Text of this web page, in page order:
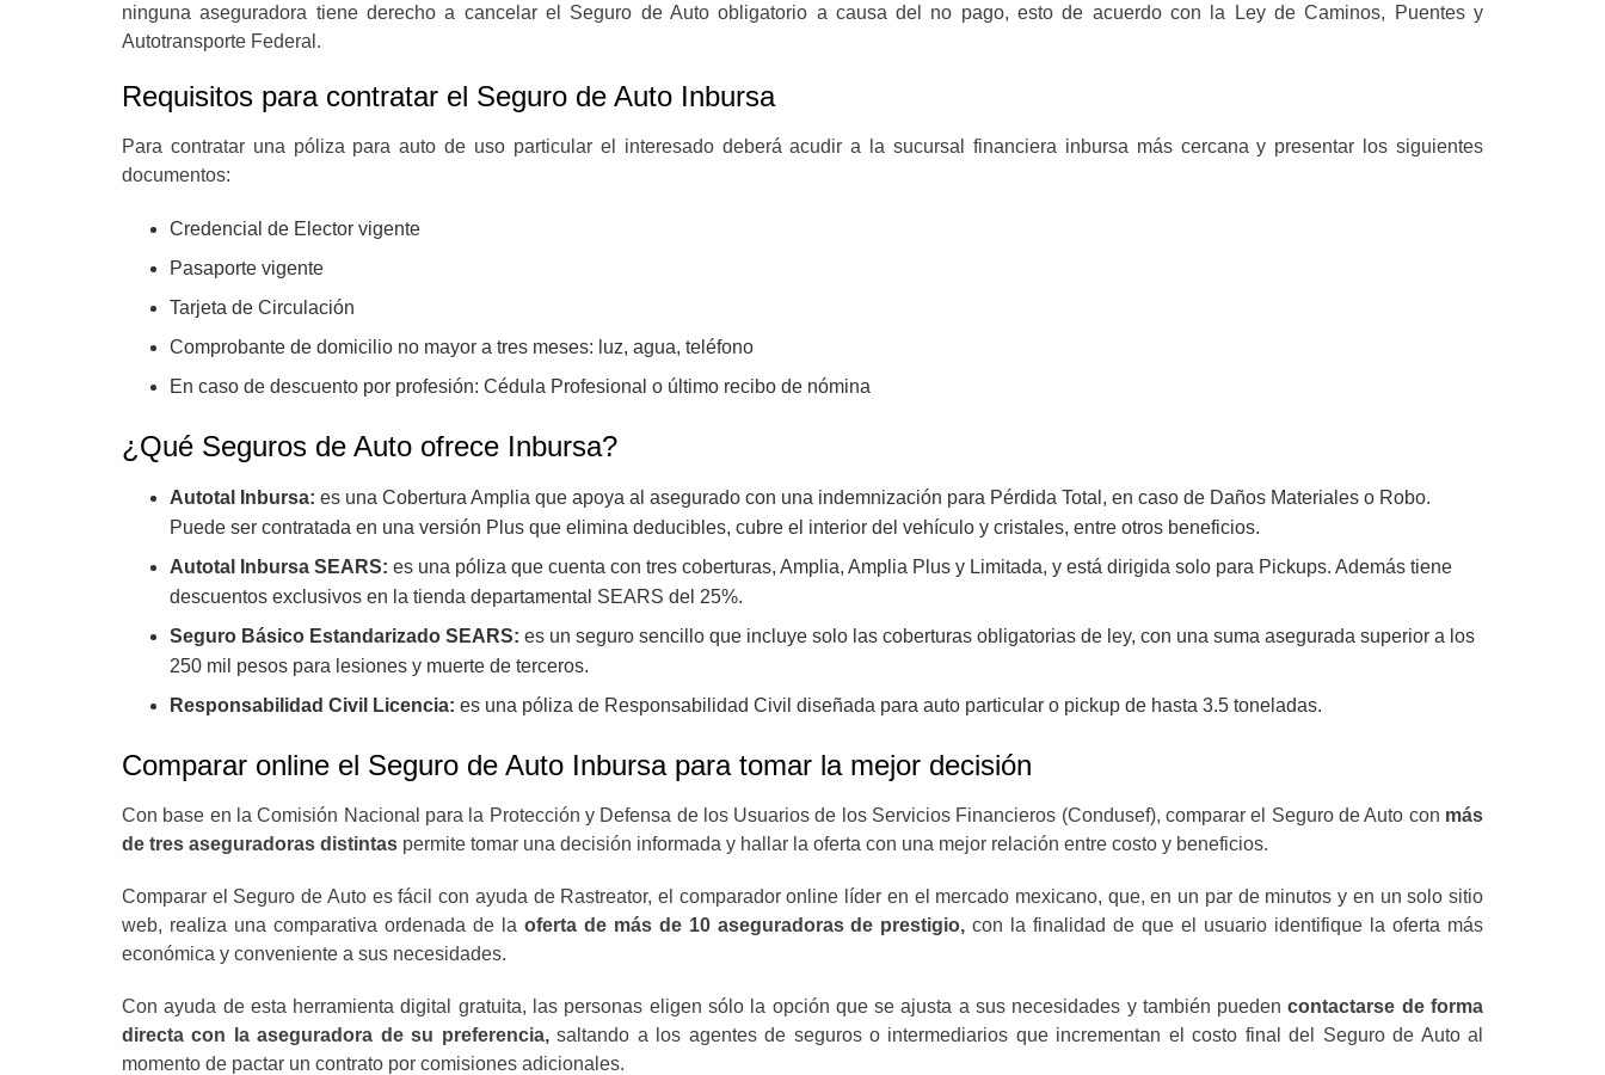
ninguna aseguradora tiene derecho a cancelar el Seguro de Auto obligatorio a causa del no pago, esto de acuerdo con la Ley de Caminos, Puentes y
Autotransporte Federal.
Requisitos para contratar el Seguro de Auto Inbursa
Para contratar una póliza para auto de uso particular el interesado deberá acudir a la sucursal financiera inbursa más cercana y presentar los siguientes
documentos:
Credencial de Elector vigente
Pasaporte vigente
Tarjeta de Circulación
Comprobante de domicilio no mayor a tres meses: luz, agua, teléfono
En caso de descuento por profesión: Cédula Profesional o último recibo de nómina
¿Qué Seguros de Auto ofrece Inbursa?
Autotal Inbursa: es una Cobertura Amplia que apoya al asegurado con una indemnización para Pérdida Total, en caso de Daños Materiales o Robo.
Puede ser contratada en una versión Plus que elimina deducibles, cubre el interior del vehículo y cristales, entre otros beneficios.
Autotal Inbursa SEARS: es una póliza que cuenta con tres coberturas, Amplia, Amplia Plus y Limitada, y está dirigida solo para Pickups. Además tiene
descuentos exclusivos en la tienda departamental SEARS del 25%.
Seguro Básico Estandarizado SEARS: es un seguro sencillo que incluye solo las coberturas obligatorias de ley, con una suma asegurada superior a los
250 mil pesos para lesiones y muerte de terceros.
Responsabilidad Civil Licencia: es una póliza de Responsabilidad Civil diseñada para auto particular o pickup de hasta 3.5 toneladas.
Comparar online el Seguro de Auto Inbursa para tomar la mejor decisión
Con base en la Comisión Nacional para la Protección y Defensa de los Usuarios de los Servicios Financieros (Condusef), comparar el Seguro de Auto con más
de tres aseguradoras distintas permite tomar una decisión informada y hallar la oferta con una mejor relación entre costo y beneficios.
Comparar el Seguro de Auto es fácil con ayuda de Rastreator, el comparador online líder en el mercado mexicano, que, en un par de minutos y en un solo sitio
web, realiza una comparativa ordenada de la oferta de más de 10 aseguradoras de prestigio, con la finalidad de que el usuario identifique la oferta más
económica y conveniente a sus necesidades.
Con ayuda de esta herramienta digital gratuita, las personas eligen sólo la opción que se ajusta a sus necesidades y también puedencontactarse de forma
directa con la aseguradora de su preferencia,saltando a los agentes de seguros o intermediarios que incrementan el costo final del Seguro de Auto al
momento de pactar un contrato por comisiones adicionales.